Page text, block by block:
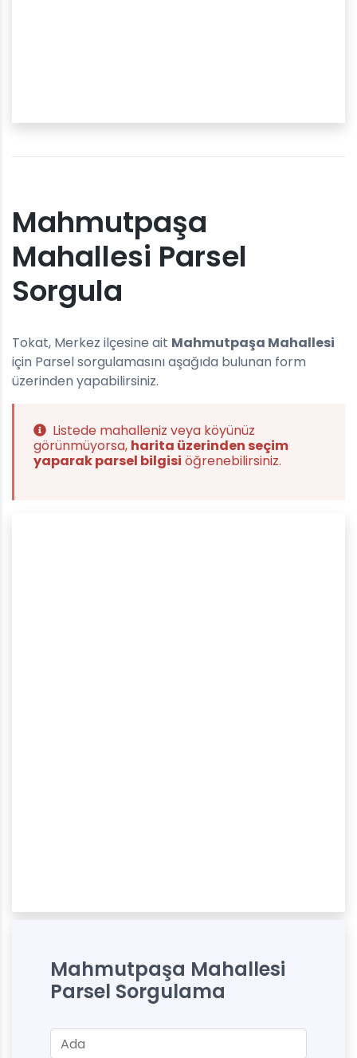
Mahmutpaşa
Mahallesi Parsel
Sorgula
Tokat, Merkez ilçesine ait Mahmutpaşa Mahallesi
için Parsel sorgulamasını aşağıda bulunan form
üzerinden yapabilirsiniz.
Listede mahalleniz veya köyünüz
görünmüyorsa, harita üzerinden seçim
yaparak parsel bilgisi öğrenebilirsiniz.
Mahmutpaşa Mahallesi
Parsel Sorgulama